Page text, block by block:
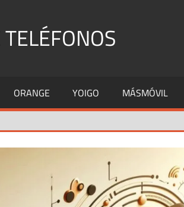
ORANGE YOIGO MÁSMÓVIL